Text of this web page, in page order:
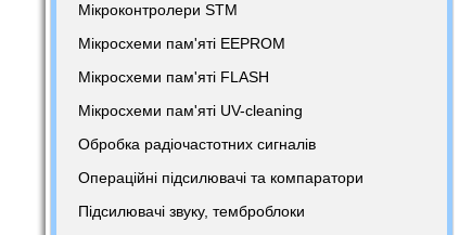
Мікроконтролери STM
Мікросхеми пам'яті EEPROM
Мікросхеми пам'яті FLASH
Мікросхеми пам'яті UV-cleaning
Обробка радіочастотних сигналів
Операційні підсилювачі та компаратори
Підсилювачі звуку, темброблоки